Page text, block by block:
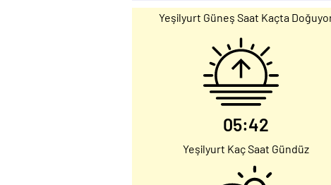
Yeşilyurt Güneş Saat Kaçta
05:42
Yeşilyurt Kaç Saat Gündüz